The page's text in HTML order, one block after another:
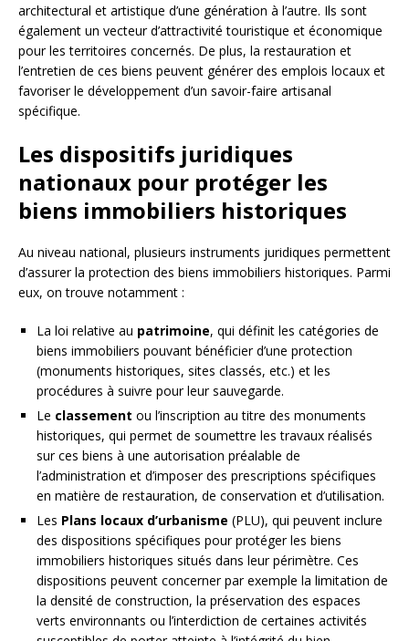
architectural et artistique d’une génération à l’autre. Ils sont
également un vecteur d’attractivité touristique et économique
pour les territoires concernés. De plus, la restauration et
l’entretien de ces biens peuvent générer des emplois locaux et
favoriser le développement d’un savoir-faire artisanal
spécifique.
Les dispositifs juridiques
nationaux pour protéger les
biens immobiliers historiques
Au niveau national, plusieurs instruments juridiques permettent
d’assurer la protection des biens immobiliers historiques. Parmi
eux, on trouve notamment :
La loi relative au patrimoine, qui définit les catégories de
biens immobiliers pouvant bénéficier d’une protection
(monuments historiques, sites classés, etc.) et les
procédures à suivre pour leur sauvegarde.
Le classement ou l’inscription au titre des monuments
historiques, qui permet de soumettre les travaux réalisés
sur ces biens à une autorisation préalable de
l’administration et d’imposer des prescriptions spécifiques
en matière de restauration, de conservation et d’utilisation.
Les Plans locaux d’urbanisme (PLU), qui peuvent inclure
des dispositions spécifiques pour protéger les biens
immobiliers historiques situés dans leur périmètre. Ces
dispositions peuvent concerner par exemple la limitation de
la densité de construction, la préservation des espaces
verts environnants ou l’interdiction de certaines activités